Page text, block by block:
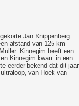
Jan Knippenberg
afstand van 125 km
Kinnegim heeft een
Kinnegim kwam in een
eerder bekend dat dit jaar
van Hoek van